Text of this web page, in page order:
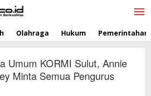
Olahraga Hukum Pemerintahan
Umum KORMI Sulut, Annie
Minta Semua Pengurus